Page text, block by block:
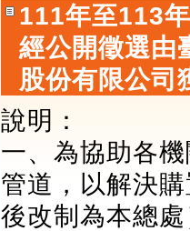
111年至113
經公開徵選由
股份有限公司
說明：
一、為協助各
管道，以解決
後改制為本總